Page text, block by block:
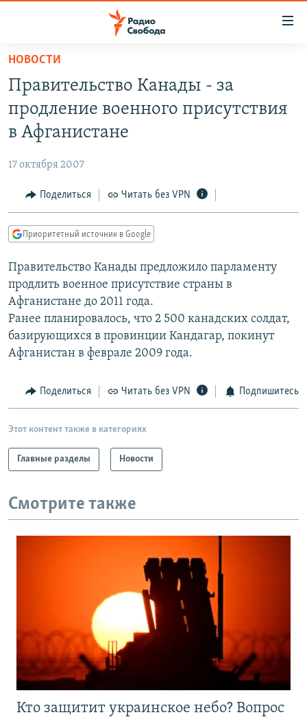
упрощенного
доступа
основному
Вернутся
Вернутся
поиску
ПОДКАСТЫ
АВТОРСКИЕ ПРОЕКТЫ
МНЕНИЯ
КУЛЬТУРА
КАВКАЗ.РЕАЛИИ
СЕВЕР.РЕАЛИИ
СИБИРЬ.РЕАЛИИ
РАСПИСАНИЕ ВЕЩАНИЯ
ПОДПИШИТЕСЬ НА РАССЫЛКУ
Все сайты РСЕ/РС
НОВОСТИ
Правительство Канады - за
продление военного присутствия
в Афганистане
17 октября 2007
Поделиться Читать без VPN
Приоритетный источник в Google
Правительство Канады предложило парламенту
продлить военное присутствие страны в
Афганистане до 2011 года.
Ранее планировалось, что 2 500 канадских солдат,
базирующихся в провинции Кандагар, покинут
Афганистан в феврале 2009 года.
Поделиться Читать без VPN Подпишитесь
Этот контент также в категориях
Главные разделы Новости
Смотрите также
Кто защитит украинское небо? Вопрос